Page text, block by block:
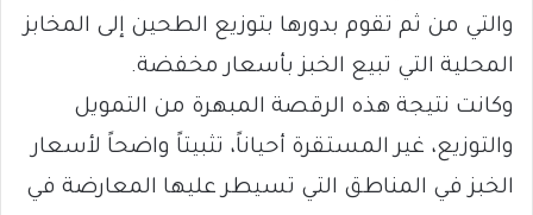
والتي من ثم تقوم بدورها بتوزيع الطحين إلى المخابز
المحلية التي تبيع الخبز بأسعار مخفضة.
وكانت نتيجة هذه الرقصة المبهرة من التمويل
والتوزيع، غير المستقرة أحياناً، تثبيتاً واضحاً لأسعار
الخبز في المناطق التي تسيطر عليها المعارضة في